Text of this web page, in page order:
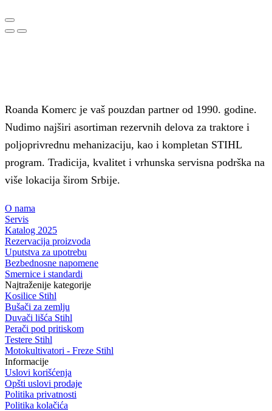
Roanda Komerc je vaš pouzdan partner od 1990. godine.
Nudimo najširi asortiman rezervnih delova za traktore i
poljoprivrednu mehanizaciju, kao i kompletan STIHL
program. Tradicija, kvalitet i vrhunska servisna podrška na
više lokacija širom Srbije.
O nama
Servis
Katalog 2025
Rezervacija proizvoda
Uputstva za upotrebu
Bezbednosne napomene
Smernice i standardi
Najtraženije kategorije
Kosilice Stihl
Bušači za zemlju
Duvači lišća Stihl
Perači pod pritiskom
Testere Stihl
Motokultivatori - Freze Stihl
Informacije
Uslovi korišćenja
Opšti uslovi prodaje
Politika privatnosti
Politika kolačića